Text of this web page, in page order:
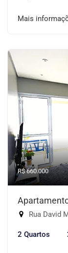
Mais
R$ 660.000
Rua David
2 Quartos